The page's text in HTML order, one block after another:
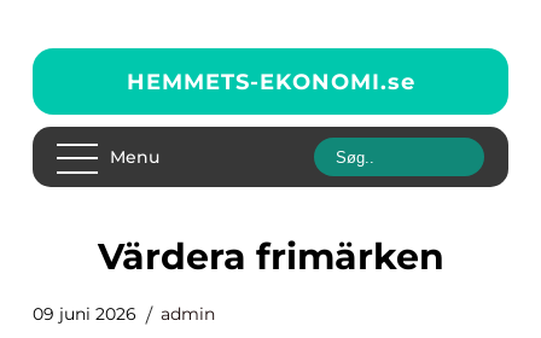
HEMMETS-EKONOMI.se
Menu
Värdera frimärken
09 juni 2026 admin